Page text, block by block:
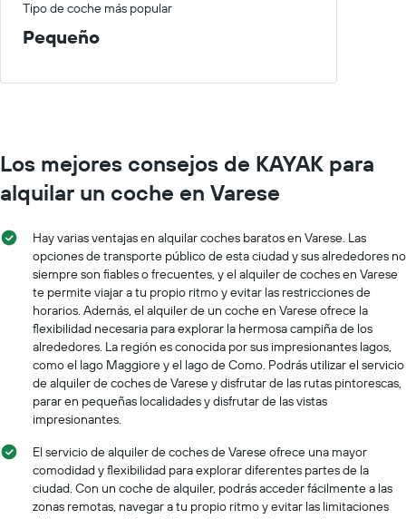
Tipo de coche más popular
Pequeño
Los mejores consejos de KAYAK para
alquilar un coche en Varese
Hay varias ventajas en alquilar coches baratos en Varese. Las
opciones de transporte público de esta ciudad y sus alrededores no
siempre son fiables o frecuentes, y el alquiler de coches en Varese
te permite viajar a tu propio ritmo y evitar las restricciones de
horarios. Además, el alquiler de un coche en Varese ofrece la
flexibilidad necesaria para explorar la hermosa campiña de los
alrededores. La región es conocida por sus impresionantes lagos,
como el lago Maggiore y el lago de Como. Podrás utilizar el servicio
de alquiler de coches de Varese y disfrutar de las rutas pintorescas,
parar en pequeñas localidades y disfrutar de las vistas
impresionantes.
El servicio de alquiler de coches de Varese ofrece una mayor
comodidad y flexibilidad para explorar diferentes partes de la
ciudad. Con un coche de alquiler, podrás acceder fácilmente a las
zonas remotas, navegar a tu propio ritmo y evitar las limitaciones